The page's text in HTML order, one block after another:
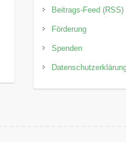
Beitrags-Feed (RSS)
Förderung
Spenden